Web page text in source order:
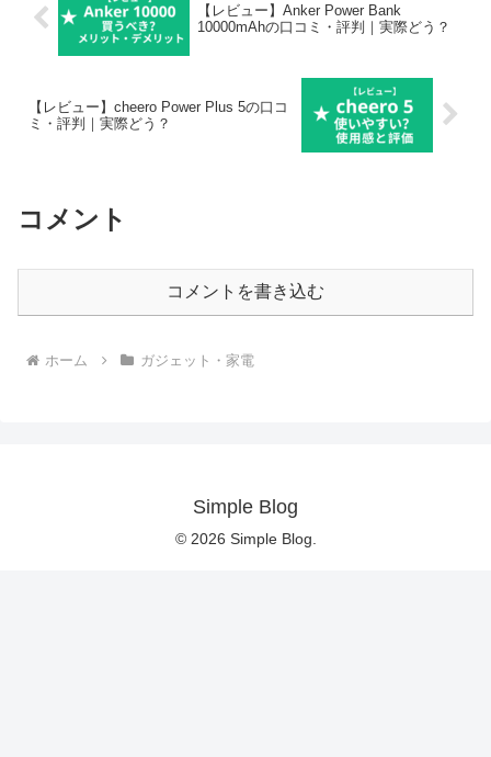
【レビュー】Anker Power Bank
10000mAhの口コミ・評判｜実際どう？
【レビュー】cheero Power Plus 5の口コ
ミ・評判｜実際どう？
コメント
コメントを書き込む
ホーム ガジェット・家電
Simple Blog
© 2026 Simple Blog.